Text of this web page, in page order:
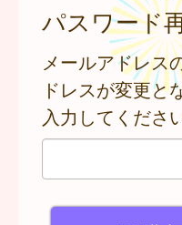
パスワード
メールアドレス
ドレスが変更と
入力してくださ